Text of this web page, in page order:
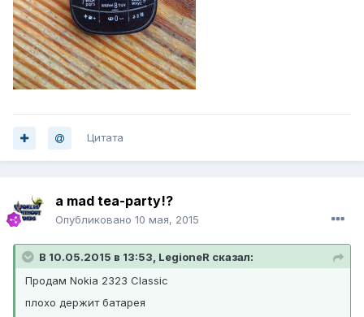
Цитата
a mad tea-party!?
Опубликовано 10 мая, 2015
В 10.05.2015 в 13:53, LegioneR сказал:
Продам Nokia 2323 Classic
плохо держит батарея